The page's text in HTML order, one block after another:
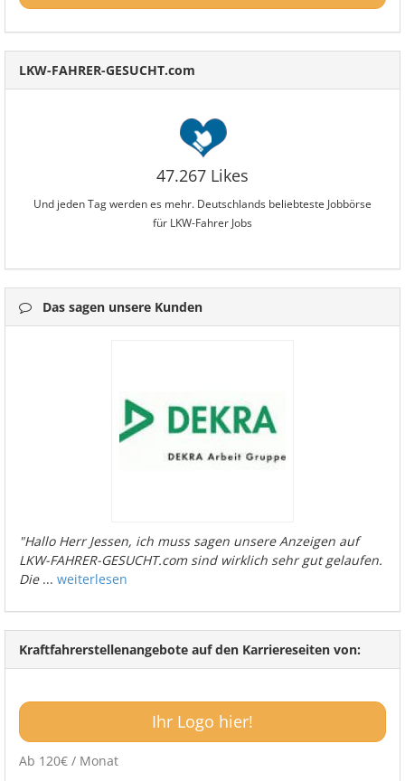
LKW-FAHRER-GESUCHT.com
47.267 Likes
Und jeden Tag werden es mehr. Deutschlands beliebteste Jobbörse
für LKW-Fahrer Jobs
Das sagen unsere Kunden
"Hallo Herr Jessen, ich muss sagen unsere Anzeigen auf
LKW-FAHRER-GESUCHT.com sind wirklich sehr gut gelaufen.
Die... weiterlesen
Kraftfahrerstellenangebote auf den Karriereseiten von:
Ihr Logo hier!
Ab 120€ / Monat